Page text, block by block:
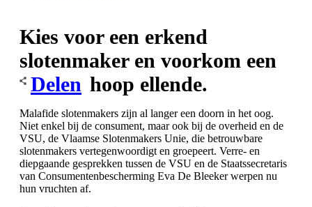
Kies voor een erkend
slotenmaker en voorkom een
hoop ellende.
Delen
Malafide slotenmakers zijn al langer een doorn in het oog.
Niet enkel bij de consument, maar ook bij de overheid en de
VSU, de Vlaamse Slotenmakers Unie, die betrouwbare
slotenmakers vertegenwoordigt en groepeert. Verre- en
diepgaande gesprekken tussen de VSU en de Staatssecretaris
van Consumentenbescherming Eva De Bleeker werpen nu
hun vruchten af.